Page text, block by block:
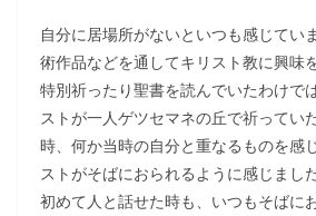
自分に居場所がないといつも感じてい
術作品などを通してキリスト教に興味
特別祈ったり聖書を読んでいたわけで
ストが一人ゲツセマネの丘で祈ってい
時、何か当時の自分と重なるものを感
ストがそばにおられるように感じまし
初めて人と話せた時も、いつもそばに